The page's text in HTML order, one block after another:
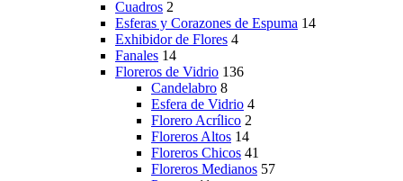
Cuadros 2
Esferas y Corazones de Espuma 14
Exhibidor de Flores 4
Fanales 14
Floreros de Vidrio 136
Candelabro 8
Esfera de Vidrio 4
Florero Acrílico 2
Floreros Altos 14
Floreros Chicos 41
Floreros Medianos 57